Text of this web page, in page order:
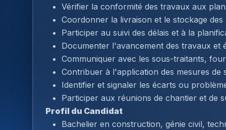
Vérifier la conformité des travaux aux
Coordonner la livraison et le stockage
Participer au suivi des délais et à la
Documenter l'avancement des travaux et
Communiquer avec les sous-traitants,
Contribuer à l'application des mesures
Identifier et signaler les écarts ou
Participer aux réunions de chantier et de
Profil du Candidat
Bachelier en construction, génie civil,